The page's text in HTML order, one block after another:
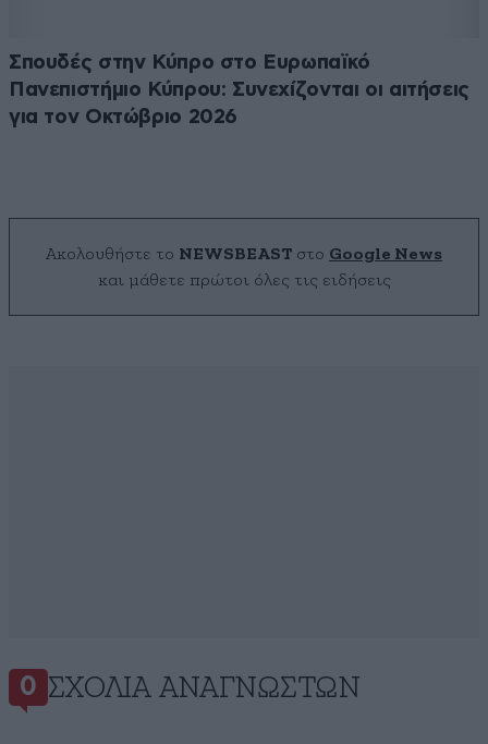
Σπουδές στην Κύπρο στο Ευρωπαϊκό
Πανεπιστήμιο Κύπρου: Συνεχίζονται οι αιτήσεις
για τον Οκτώβριο 2026
Ακολουθήστε το NEWSBEAST στο Google News
και μάθετε πρώτοι όλες τις ειδήσεις
0 ΣΧΌΛΙΑ ΑΝΑΓΝΩΣΤΏΝ